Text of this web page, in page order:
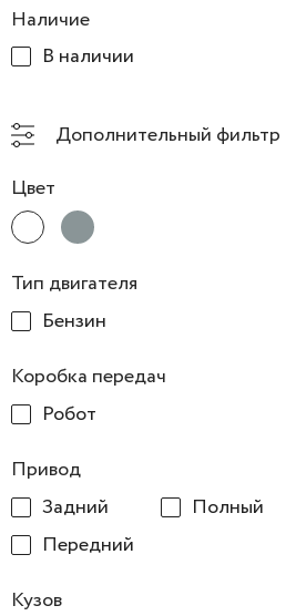
Наличие
В наличии
Дополнительный фильтр
Цвет
Тип двигателя
Бензин
Коробка передач
Робот
Привод
Задний
Полный
Передний
Кузов